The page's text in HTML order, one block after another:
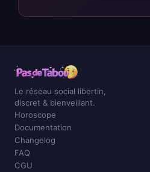
Le réseau social libertin,
discret & bienveillant.
Horoscope
Documentation
Changelog
FAQ
CGU